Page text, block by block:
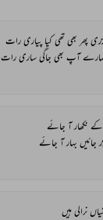
پھر بھی تھی کیا پیاری رات
آپ بھی جاگی ساری رات
کے نکھار آ جائے
بہار آ جائے
نرالی ہیں